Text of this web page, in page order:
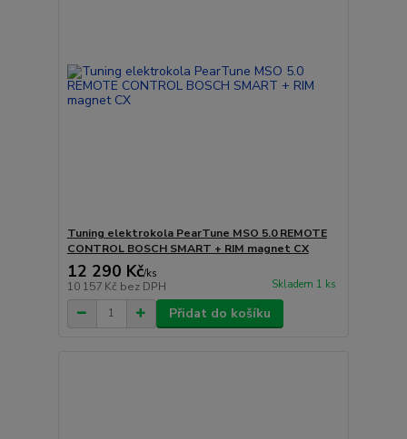
Tuning elektrokola PearTune MSO 5.0 REMOTE
CONTROL BOSCH SMART + RIM magnet CX
12 290 Kč/ks
10 157 Kč bez DPH Skladem 1 ks
Přidat do košíku